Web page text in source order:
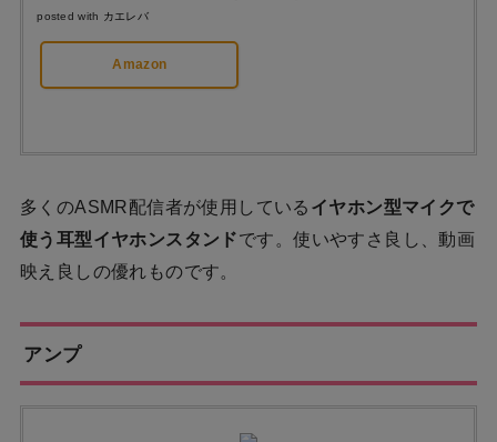
posted with カエレバ
Amazon
多くのASMR配信者が使用している イヤホン型マイクで
使う耳型イヤホンスタンドです。使いやすさ良し、動画
映え良しの優れものです。
アンプ